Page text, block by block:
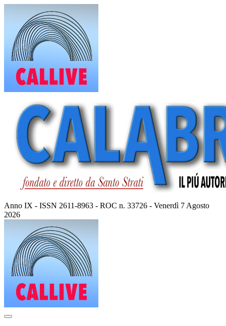
contenuto
Anno IX - ISSN 2611-8963 - ROC n. 33726 - Venerdì 7 Agosto
2026